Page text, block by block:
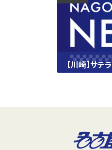
【川崎】サ